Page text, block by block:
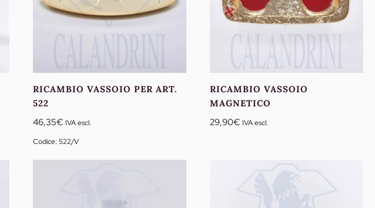
RICAMBIO VASSOIO PER ART.
522
46,35€ IVA escl.
Codice: 522/V
RICAMBIO VASSOIO
MAGNETICO
29,90€ IVA escl.